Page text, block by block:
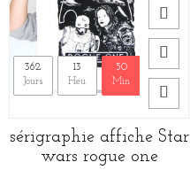
362
Jours
13
Heu
50
Min
12
Sec
sérigraphie affiche Star
wars rogue one